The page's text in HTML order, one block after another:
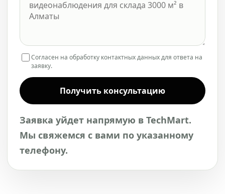
Согласен на обработку контактных данных для ответа на
заявку.
Получить консультацию
Заявка уйдет напрямую в TechMart.
Мы свяжемся с вами по указанному
телефону.